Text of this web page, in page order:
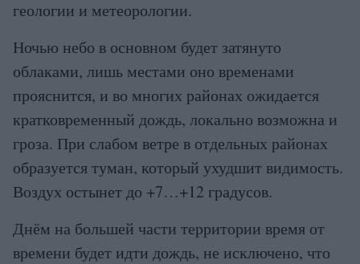
геологии и метеорологии.
Ночью небо в основном будет затянуто
облаками, лишь местами оно временами
прояснится, и во многих районах ожидается
кратковременный дождь, локально возможна и
гроза. При слабом ветре в отдельных районах
образуется туман, который ухудшит видимость.
Воздух остынет до +7…+12 градусов.
Днём на большей части территории время от
времени будет идти дождь, не исключено, что